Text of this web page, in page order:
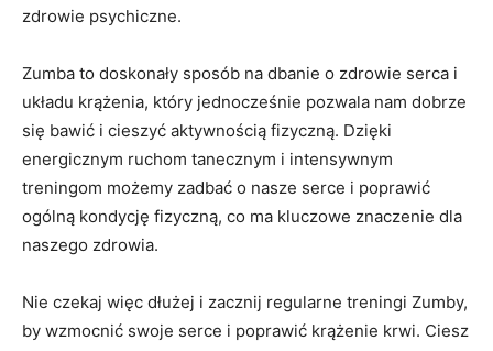
zdrowie psychiczne.
Zumba to doskonały sposób na dbanie o zdrowie serca i
układu krążenia, który jednocześnie pozwala nam dobrze
się bawić i cieszyć aktywnością fizyczną. Dzięki
energicznym ruchom tanecznym i intensywnym
treningom możemy zadbać o nasze serce i poprawić
ogólną kondycję fizyczną, co ma kluczowe znaczenie dla
naszego zdrowia.
Nie czekaj więc dłużej i zacznij regularne treningi Zumby,
by wzmocnić swoje serce i poprawić krążenie krwi. Ciesz